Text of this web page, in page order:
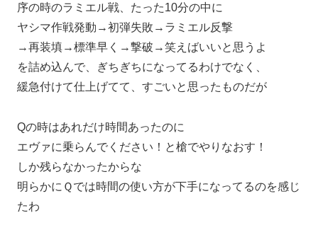
序の時のラミエル戦、たった10分の中に
ヤシマ作戦発動→初弾失敗→ラミエル反撃
→再装填→標準早く→撃破→笑えばいいと思うよ
を詰め込んで、ぎちぎちになってるわけでなく、
緩急付けて仕上げてて、すごいと思ったものだが
Qの時はあれだけ時間あったのに
エヴァに乗らんでください！と槍でやりなおす！
しか残らなかったからな
明らかにＱでは時間の使い方が下手になってるのを感じ
たわ